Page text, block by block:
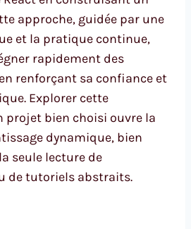
approche, guidée par une
et la pratique continue,
rapidement des
renforçant sa confiance et
Explorer cette
projet bien choisi ouvre la
dynamique, bien
seule lecture de
de tutoriels abstraits.